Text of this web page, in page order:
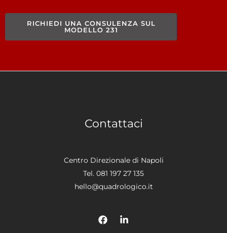
RICHIEDI UNA CONSULENZA SUL
MODELLO 231
Contattaci
Centro Direzionale di Napoli
Tel. 081 197 27 135
hello@quadrologico.it